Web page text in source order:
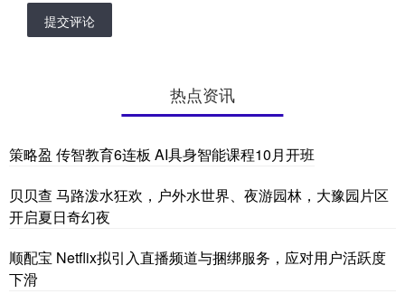
提交评论
热点资讯
策略盈 传智教育6连板 AI具身智能课程10月开班
贝贝查 马路泼水狂欢，户外水世界、夜游园林，大豫园片区
开启夏日奇幻夜
顺配宝 Netflix拟引入直播频道与捆绑服务，应对用户活跃度
下滑